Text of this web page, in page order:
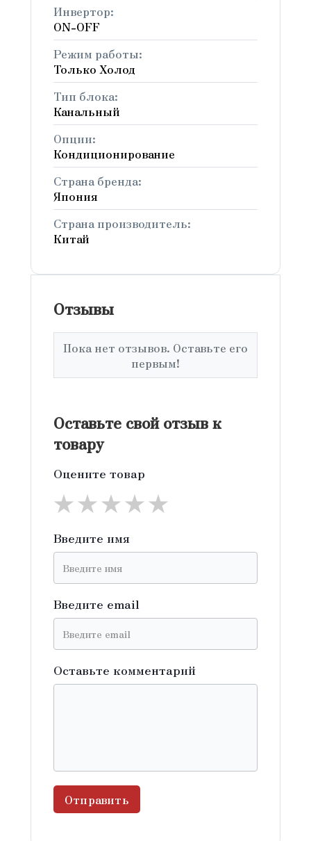
Инвертор:
ON-OFF
Режим работы:
Только Холод
Тип блока:
Канальный
Опции:
Кондиционирование
Страна бренда:
Япония
Страна производитель:
Китай
Отзывы
Пока нет отзывов. Оставьте его
первым!
Оставьте свой отзыв к
товару
Оцените товар
★
★
★
★
★
Введите имя
Введите email
Оставьте комментарий
Отправить